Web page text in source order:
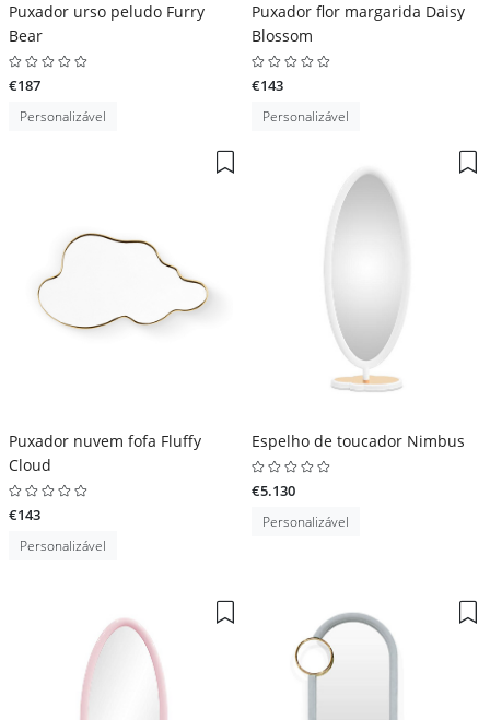
Puxador urso peludo Furry
Bear
€187
Personalizável
Puxador flor margarida Daisy
Blossom
€143
Personalizável
Puxador nuvem fofa Fluffy
Cloud
€143
Personalizável
Espelho de toucador Nimbus
€5.130
Personalizável